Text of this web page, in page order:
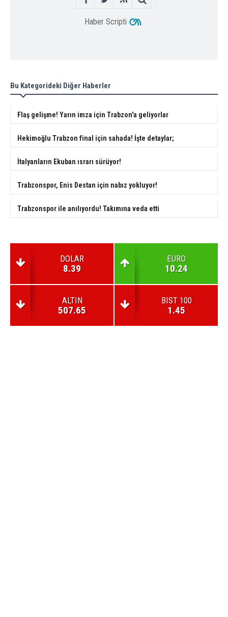
Haber Scripti
Bu Kategorideki Diğer Haberler
Flaş gelişme! Yarın imza için Trabzon'a geliyorlar
Hekimoğlu Trabzon final için sahada! İşte detaylar;
İtalyanların Ekuban ısrarı sürüyor!
Trabzonspor, Enis Destan için nabız yokluyor!
Trabzonspor ile anılıyordu! Takımına veda etti
DOLAR
8.39
EURO
10.24
ALTIN
507.65
BIST 100
1.45